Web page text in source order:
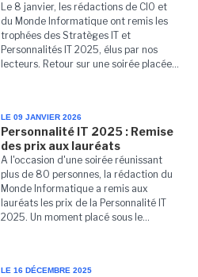
Le 8 janvier, les rédactions de CIO et
du Monde Informatique ont remis les
trophées des Stratèges IT et
Personnalités IT 2025, élus par nos
lecteurs. Retour sur une soirée placée...
LE 09 JANVIER 2026
Personnalité IT 2025 : Remise
des prix aux lauréats
A l'occasion d'une soirée réunissant
plus de 80 personnes, la rédaction du
Monde Informatique a remis aux
lauréats les prix de la Personnalité IT
2025. Un moment placé sous le...
LE 16 DÉCEMBRE 2025